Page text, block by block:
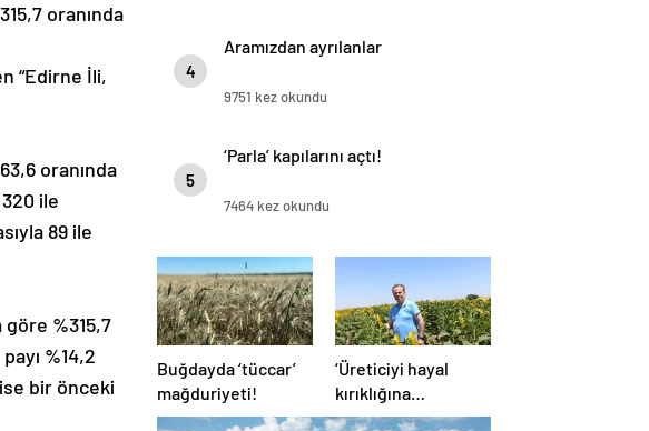
oranında
“Edirne İli,
oranında
ile
89 ile
göre %315,7
%14,2
bir önceki
4
Aramızdan ayrılanlar
9751 kez okundu
5
‘Parla’ kapılarını açtı!
7464 kez okundu
Buğdayda ‘tüccar’
mağduriyeti!
‘Üreticiyi hayal
kırıklığına
uğratmayın’